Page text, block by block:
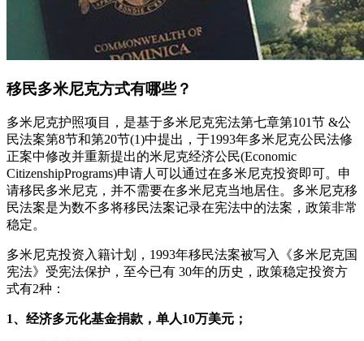
移民多米尼克方式有哪些？
多米尼克护照项目，是基于多米尼克宪法第七章第101节 &公
民法案第8节和第20节(1)中提出，于1993年多米尼克公民法修
正案中修改并重新提出的米尼克经济公民(Economic
CitizenshipPrograms)申请人可以通过在多米尼克投资即可。申
请移民多米尼克，并不需要在多米尼克当地居住。多米尼克移
民法案是为数不多将移民法案记录在宪法中的法案，政策非常
稳定。
多米尼克投资入籍计划，1993年移民法案被写入《多米尼克国
宪法》受宪法保护，至今已有 30年的历史，政策稳定投资方
式有2种：
1、经济多元化基金捐款，单人10万美元；